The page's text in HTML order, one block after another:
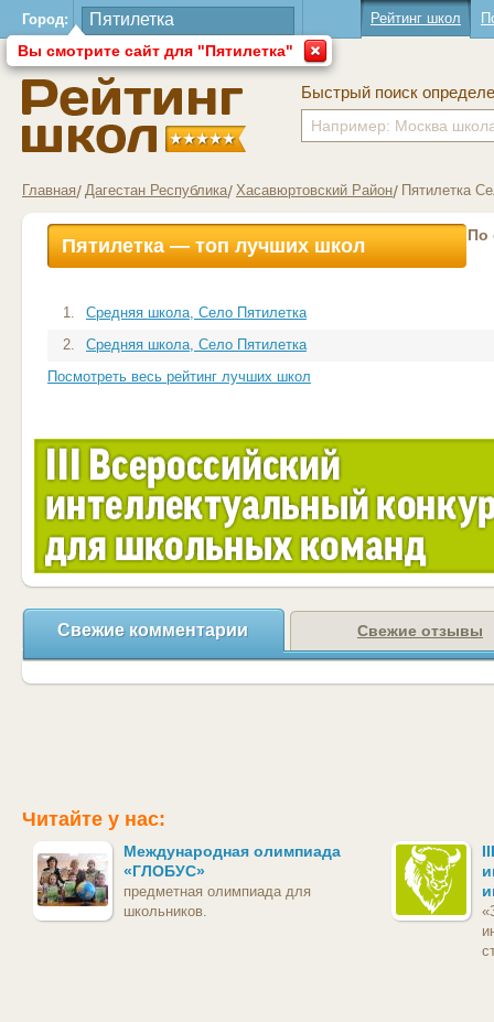
Город:
Вы смотрите сайт для "Пятилетка"
Рейтинг школ
Быстрый поиск
Главная Дагестан Республика Хасавюртовский Район Пятилетка
Пятилетка — топ лучших школ По
1.
Средняя школа, Село Пятилетка
2.
Средняя школа, Село Пятилетка
Посмотреть весь рейтинг лучших школ
Свежие комментарии Свежие отзывы
Читайте у нас:
Международная олимпиада
«ГЛОБУС»
предметная олимпиада для
школьников.